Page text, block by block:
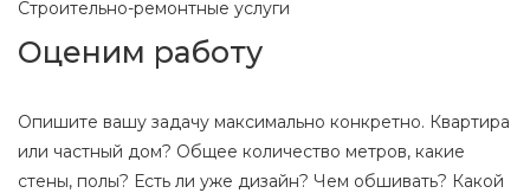
Строительно-ремонтные услуги
Оценим работу
Опишите вашу задачу максимально конкретно. Квартира
или частный дом? Общее количество метров, какие
стены, полы? Есть ли уже дизайн? Чем обшивать? Какой